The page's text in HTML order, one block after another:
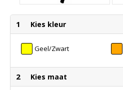
1 Kies kleur
Geel/Zwart
2 Kies maat